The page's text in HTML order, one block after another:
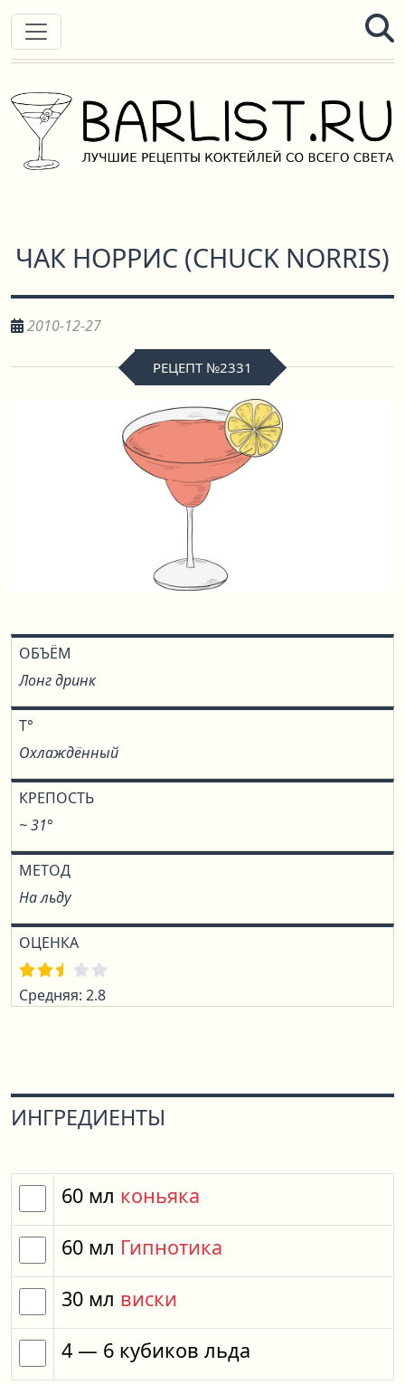
ЧАК НОРРИС (CHUCK NORRIS)
2010-12-27
РЕЦЕПТ №2331
ОБЪЁМ
Лонг дринк
T°
Охлаждённый
КРЕПОСТЬ
~ 31°
МЕТОД
На льду
ОЦЕНКА
Средняя: 2.8
ИНГРЕДИЕНТЫ
60 мл коньяка
60 мл Гипнотика
30 мл виски
4 — 6 кубиков льда